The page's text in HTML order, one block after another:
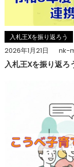
ン
入札王Xを振り返ろう
2026年1月21日 nk-
入札王Xを振り返ろ